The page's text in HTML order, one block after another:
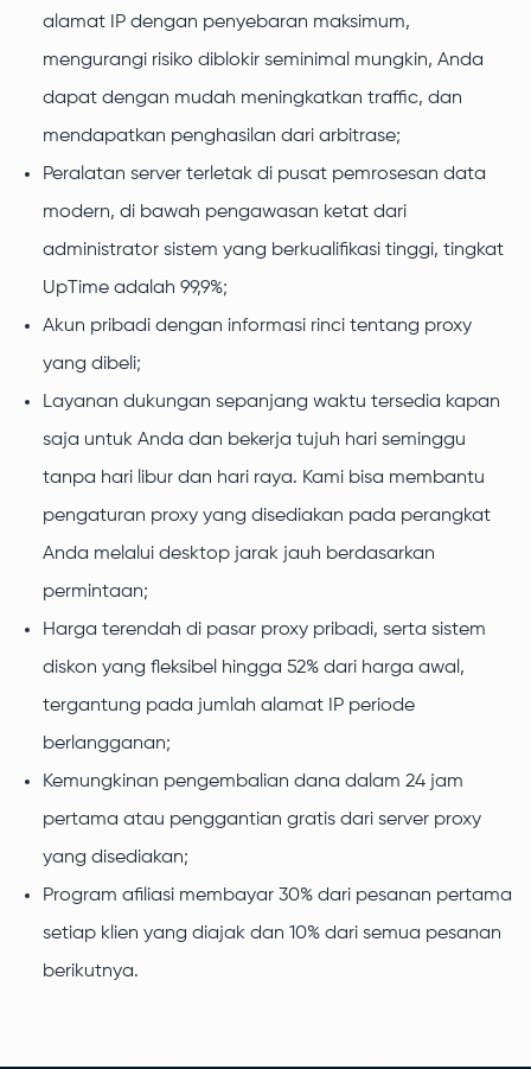
alamat IP dengan penyebaran maksimum,
mengurangi risiko diblokir seminimal mungkin, Anda
dapat dengan mudah meningkatkan traffic, dan
mendapatkan penghasilan dari arbitrase;
Peralatan server terletak di pusat pemrosesan data
modern, di bawah pengawasan ketat dari
administrator sistem yang berkualifikasi tinggi, tingkat
UpTime adalah 99,9%;
Akun pribadi dengan informasi rinci tentang proxy
yang dibeli;
Layanan dukungan sepanjang waktu tersedia kapan
saja untuk Anda dan bekerja tujuh hari seminggu
tanpa hari libur dan hari raya. Kami bisa membantu
pengaturan proxy yang disediakan pada perangkat
Anda melalui desktop jarak jauh berdasarkan
permintaan;
Harga terendah di pasar proxy pribadi, serta sistem
diskon yang fleksibel hingga 52% dari harga awal,
tergantung pada jumlah alamat IP periode
berlangganan;
Kemungkinan pengembalian dana dalam 24 jam
pertama atau penggantian gratis dari server proxy
yang disediakan;
Program afiliasi membayar 30% dari pesanan pertama
setiap klien yang diajak dan 10% dari semua pesanan
berikutnya.